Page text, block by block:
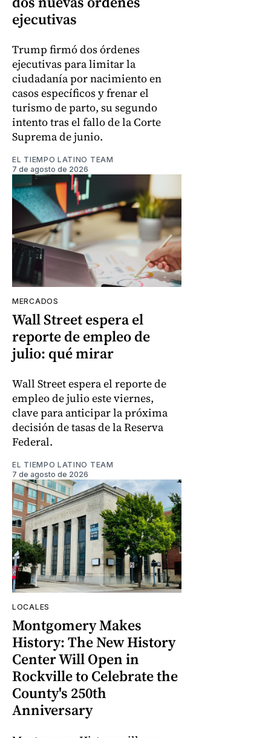
ejecutivas
Trump firmó dos órdenes
ejecutivas para limitar la
ciudadanía por nacimiento en
casos específicos y frenar el
turismo de parto, su segundo
intento tras el fallo de la Corte
Suprema de junio.
EL TIEMPO LATINO TEAM
7 de agosto de 2026
MERCADOS
Wall Street espera el
reporte de empleo de
julio: qué mirar
Wall Street espera el reporte de
empleo de julio este viernes,
clave para anticipar la próxima
decisión de tasas de la Reserva
Federal.
EL TIEMPO LATINO TEAM
7 de agosto de 2026
LOCALES
Montgomery Makes
History: The New History
Center Will Open in
Rockville to Celebrate the
County's 250th
Anniversary